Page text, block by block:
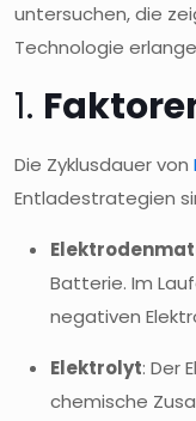
untersuchen, die
Technologie
1.
Die Zyklusdauer von
Entladestrategien
Batterie. Im
negativen
Elektrolyt: Der
chemische